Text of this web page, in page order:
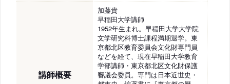
講師概要
加藤貴
早稲田大学講師
1952年生まれ。早稲田大学大学院
文学研究科博士課程満期退学。東
京都北区教育委員会文化財専門員
などを経て、現在早稲田大学教育
学部講師・東京都北区文化財保護
審議会委員。専門は日本近世史・